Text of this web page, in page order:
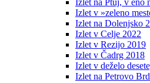
Izlet v »zeleno
Izlet na Dolenjsko
Izlet v Celje 2022
Izlet v Rezijo 2019
Izlet v Čadrg 2018
Izlet v deželo
Izlet na Petrovo